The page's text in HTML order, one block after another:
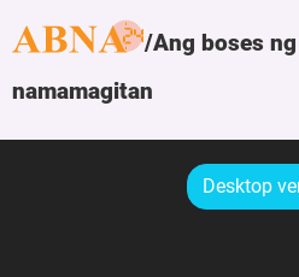
Ang boses
namamagitan
Desktop